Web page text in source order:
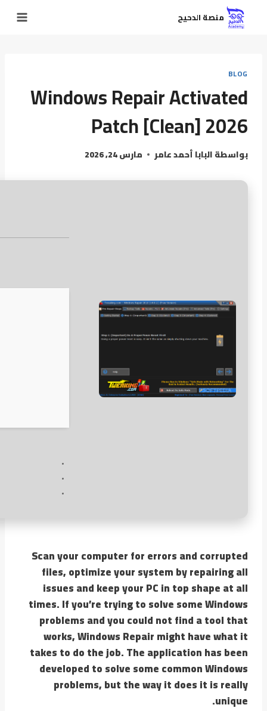
منصة الدحيح
BLOG
Windows Repair Activated
Patch [Clean] 2026
بواسطةالبابا أحمد عامر مارس 24, 2026
Scan your computer for errors and corrupted
files, optimize your system by repairing all
issues and keep your PC in top shape at all
times. If you’re trying to solve some Windows
problems and you could not find a tool that
works, Windows Repair might have what it
takes to do the job. The application has been
developed to solve some common Windows
problems, but the way it does it is really
unique.